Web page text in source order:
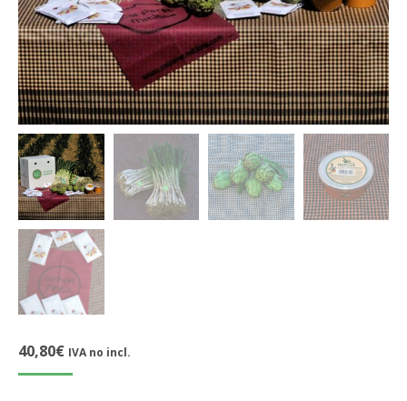
40,80€ IVA no incl.